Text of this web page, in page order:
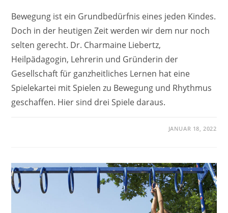
Bewegung ist ein Grundbedürfnis eines jeden Kindes.
Doch in der heutigen Zeit werden wir dem nur noch
selten gerecht. Dr. Charmaine Liebertz,
Heilpädagogin, Lehrerin und Gründerin der
Gesellschaft für ganzheitliches Lernen hat eine
Spielekartei mit Spielen zu Bewegung und Rhythmus
geschaffen. Hier sind drei Spiele daraus.
JANUAR 18, 2022